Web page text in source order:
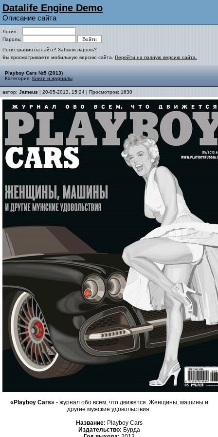
Datalife Engine Demo
Описание сайта
Логин:
Пароль:
Регистрация на сайте! Забыли пароль?
Вы просматриваете мобильную версию сайта. Перейти на полную версию сайта.
Playboy Cars №5 (2013)
Категория: Книги и журналы
автор: Jameus | 20-05-2013, 15:24 | Просмотров: 1630
«Playboy Cars» - журнал обо всем, что движется. Женщины, машины и
другие мужские удовольствия.
Название: Playboy Cars
Издательство: Бурда